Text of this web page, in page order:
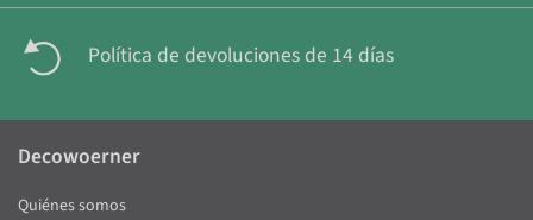
Política de devoluciones de 14 días
Decowoerner
Quiénes somos